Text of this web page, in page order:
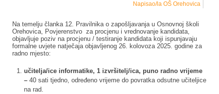
Napisao/la OŠ Orehovica
Na temelju članka 12. Pravilnika o zapošljavanja u Osnovnoj školi
Orehovica, Povjerenstvo za procjenu i vrednovanje kandidata,
objavljuje poziv na procjenu / testiranje kandidata koji ispunjavaju
formalne uvjete natječaja objavljenog 26. kolovoza 2025. godine za
radno mjesto:
učitelja/ice informatike, 1 izvršitelj/ica, puno radno vrijeme
– 40 sati tjedno, određeno vrijeme do povratka odsutne učiteljice
na rad.